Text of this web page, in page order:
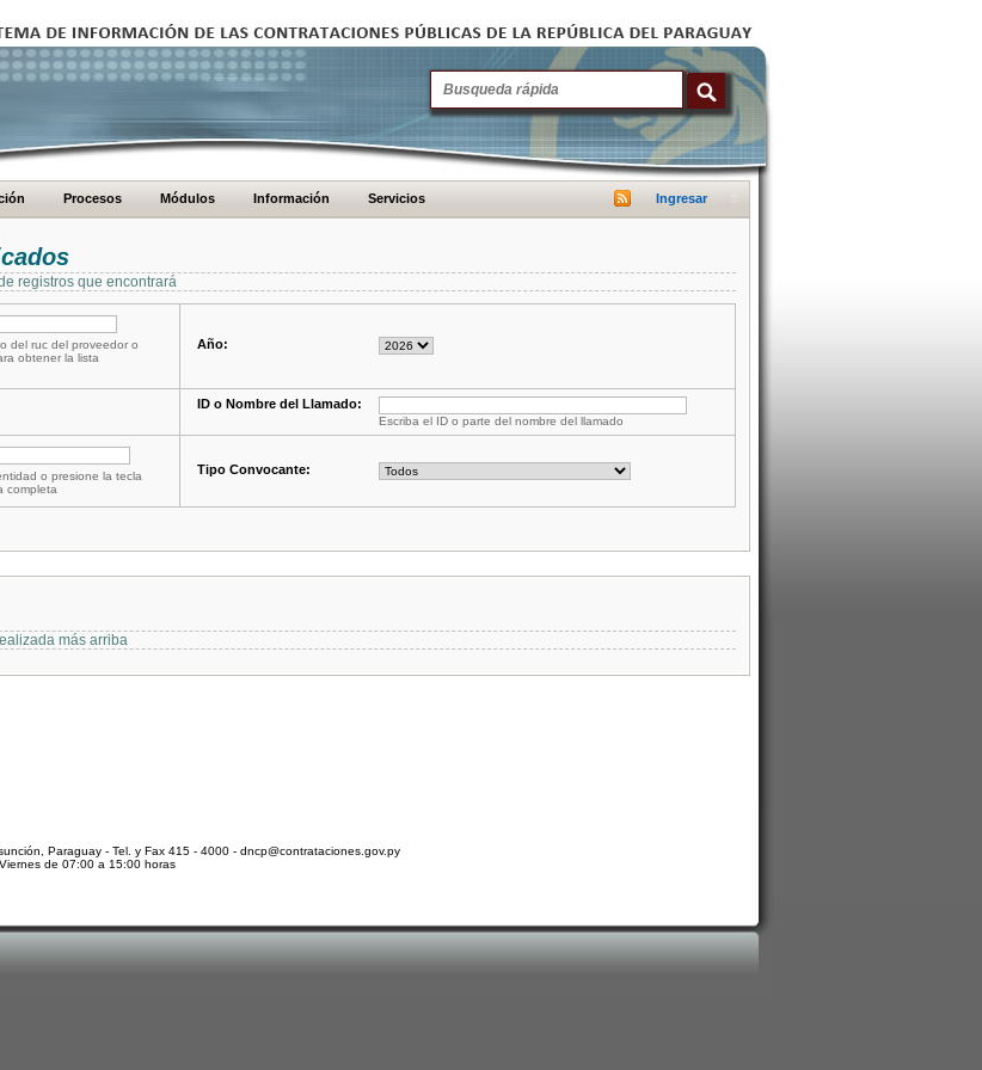
Procesos Módulos Información Servicios Ingresar
registros que encontrará
del ruc del proveedor o
obtener la lista
Año:
ID o Nombre del Llamado:
Escriba el ID o parte del nombre del llamado
o presione la tecla
completa
Tipo Convocante:
más arriba
Paraguay - Tel. y Fax 415 - 4000 - dncp@contrataciones.gov.py
de 07:00 a 15:00 horas